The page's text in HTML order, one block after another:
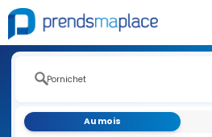
Au mois